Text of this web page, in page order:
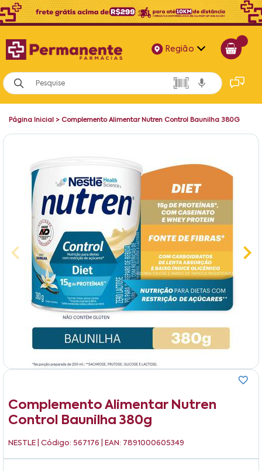
Região
Alagoas
Bahia
Página Inicial > Complemento Alimentar Nutren Control Baunilha 380G
Complemento Alimentar Nutren
Control Baunilha 380g
NESTLE | Código: 567176 | EAN: 7891000605349